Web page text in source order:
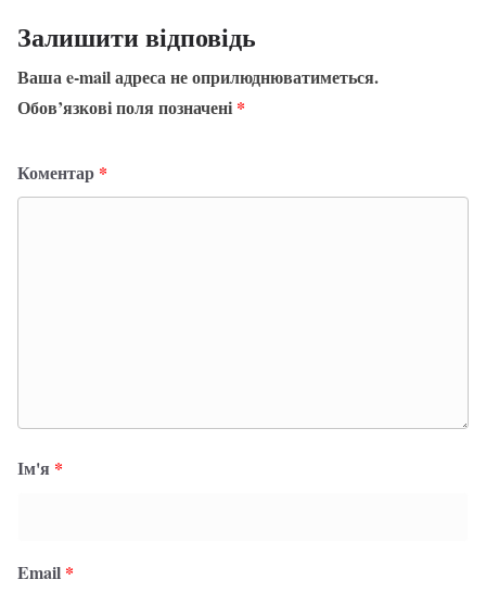
Залишити відповідь
Ваша e-mail адреса не оприлюднюватиметься.
Обов’язкові поля позначені *
Коментар *
Ім'я *
Email *